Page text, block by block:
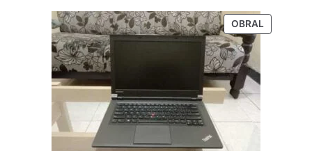
Rp3.000.000.
OBRAL
DENGAN